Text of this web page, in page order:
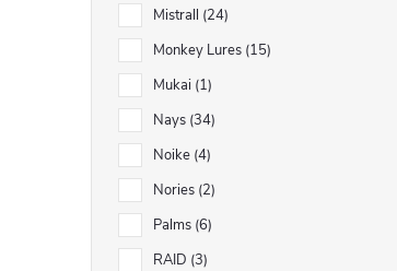
Mistrall 24
Monkey Lures 15
Mukai 1
Nays 34
Noike 4
Nories 2
Palms 6
RAID 3